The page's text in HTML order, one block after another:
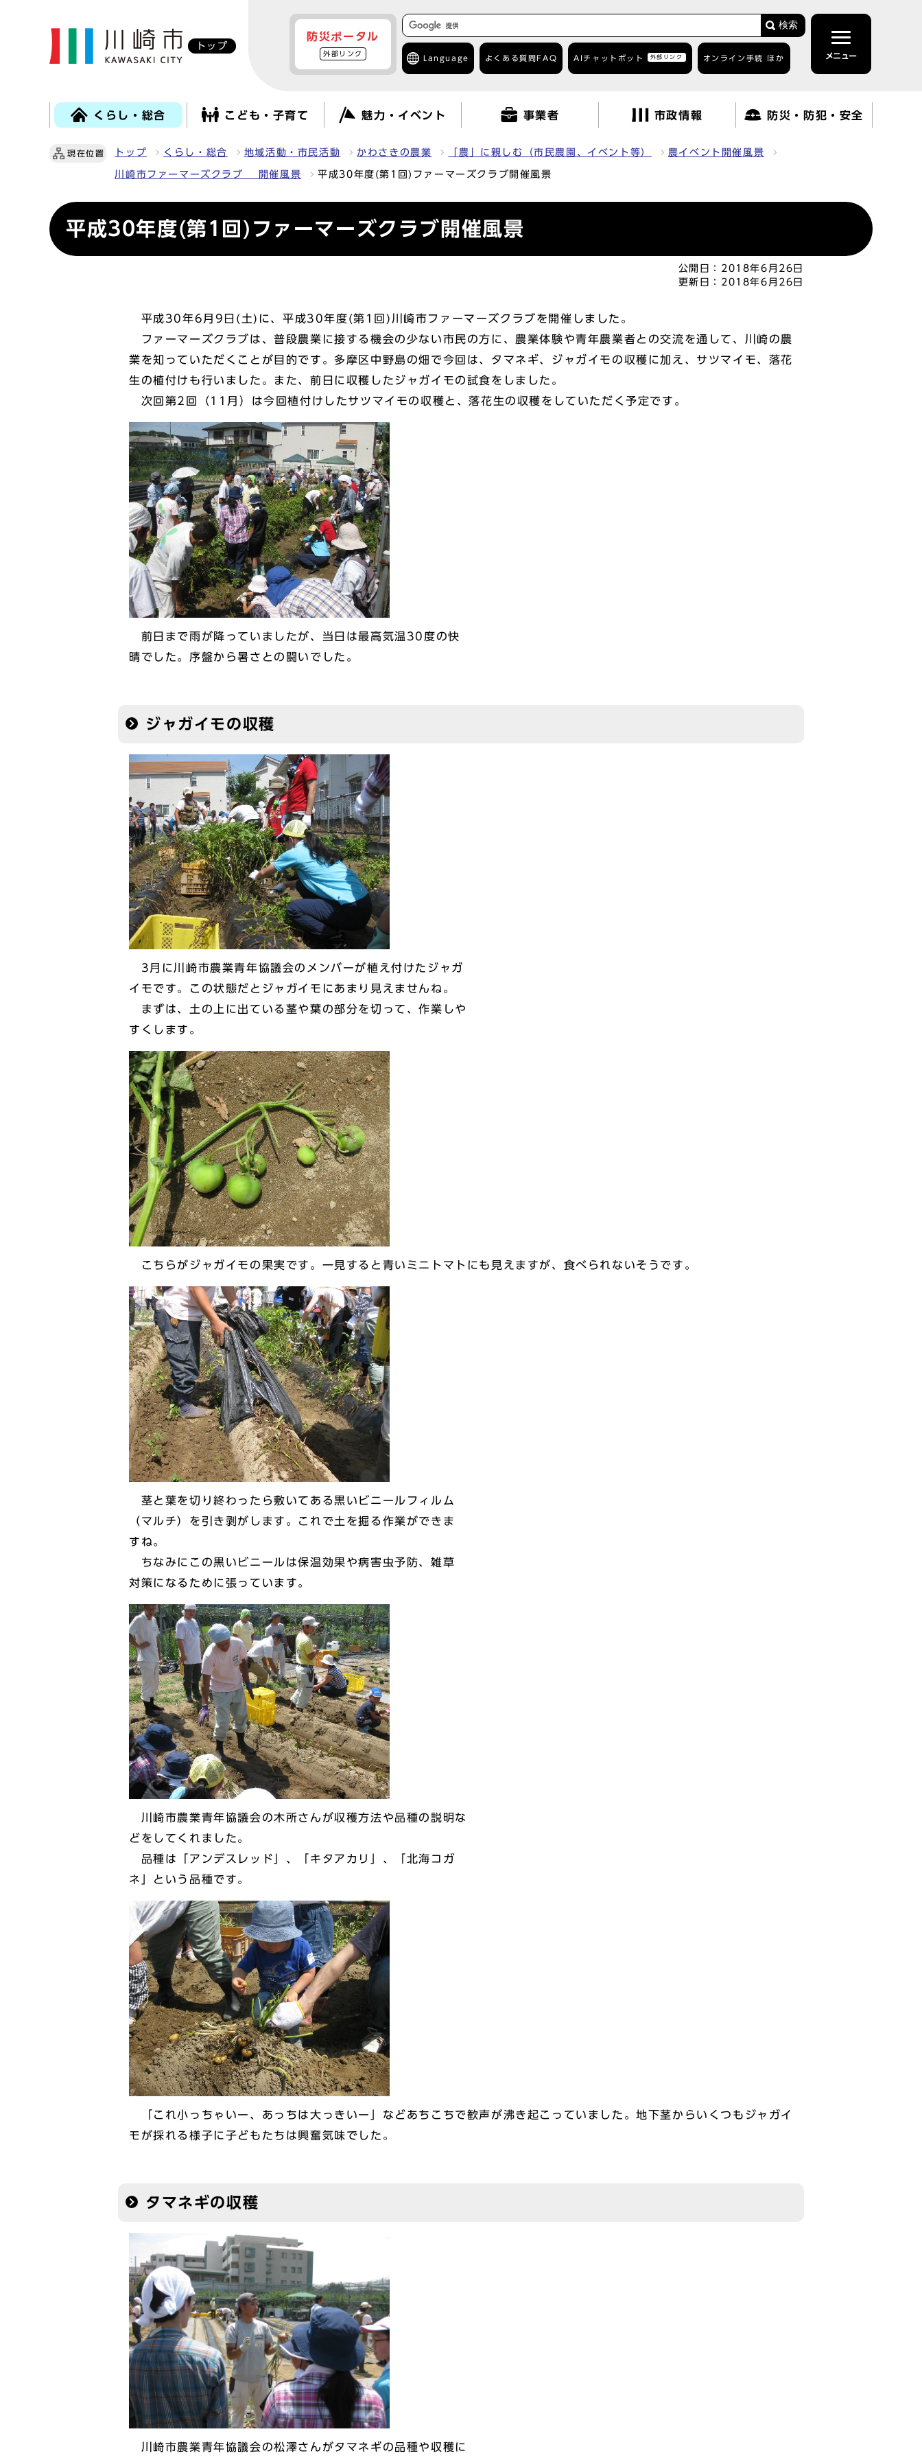
トップ
防災ポータル
外部リンク
検索
Language よくある質問 FAQ AIチャットボット 外部リンク オンライン手続 ほか メニュー
くらし・総合 こども・子育て 魅力・イベント 事業者 市政情報 防災・防犯・安全
現在位置 トップ くらし・総合 地域活動・市民活動 かわさきの農業 「農」に親しむ（市民農園、イベント等） 農イベント開催風景
川崎市ファーマーズクラブ 開催風景 平成30年度(第1回)ファーマーズクラブ開催風景
平成30年度(第1回)ファーマーズクラブ開催風景
公開日： 2018年6月26日
更新日： 2018年6月26日
平成30年6月9日(土)に、平成30年度(第1回)川崎市ファーマーズクラブを開催しました。
ファーマーズクラブは、普段農業に接する機会の少ない市民の方に、農業体験や青年農業者との交流を通して、川崎の農
業を知っていただくことが目的です。多摩区中野島の畑で今回は、タマネギ、ジャガイモの収穫に加え、サツマイモ、落花
生の植付けも行いました。また、前日に収穫したジャガイモの試食をしました。
次回第2回（11月）は今回植付けしたサツマイモの収穫と、落花生の収穫をしていただく予定です。
前日まで雨が降っていましたが、当日は最高気温30度の快
晴でした。序盤から暑さとの闘いでした。
ジャガイモの収穫
3月に川崎市農業青年協議会のメンバーが植え付けたジャガ
イモです。この状態だとジャガイモにあまり見えませんね。
まずは、土の上に出ている茎や葉の部分を切って、作業しや
すくします。
こちらがジャガイモの果実です。一見すると青いミニトマトにも見えますが、食べられないそうです。
茎と葉を切り終わったら敷いてある黒いビニールフィルム
（マルチ）を引き剥がします。これで土を掘る作業ができま
すね。
ちなみにこの黒いビニールは保温効果や病害虫予防、雑草
対策になるために張っています。
川崎市農業青年協議会の木所さんが収穫方法や品種の説明な
どをしてくれました。
品種は「アンデスレッド」、「キタアカリ」、「北海コガ
ネ」という品種です。
「これ小っちゃいー、あっちは大っきいー」などあちこちで歓声が沸き起こっていました。地下茎からいくつもジャガイ
モが採れる様子に子どもたちは興奮気味でした。
タマネギの収穫
川崎市農業青年協議会の松澤さんがタマネギの品種や収穫に